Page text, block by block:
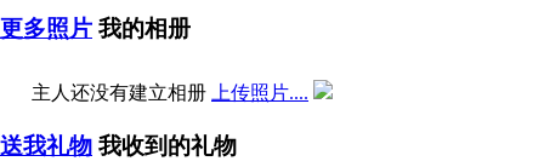
更多照片 我的相册
主人还没有建立相册 上传照片....
送我礼物 我收到的礼物